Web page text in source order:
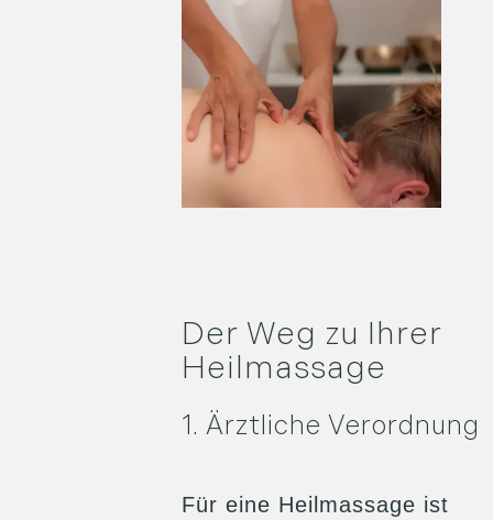
Der Weg zu Ihrer
Heilmassage
1. Ärztliche Verordnung
Für eine Heilmassage ist